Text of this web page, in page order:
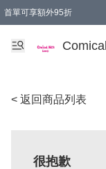
首單可享額外95折
< 返回商品列表
很抱歉